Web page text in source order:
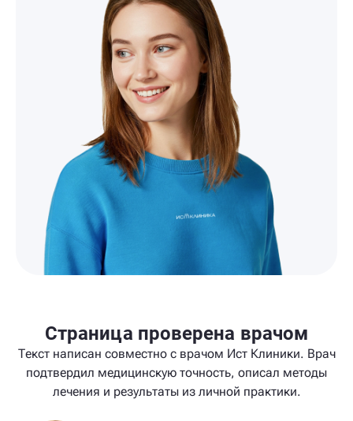
Страница проверена врачом
Текст написан совместно с врачом Ист Клиники. Врач
подтвердил медицинскую точность, описал методы
лечения и результаты из личной практики.